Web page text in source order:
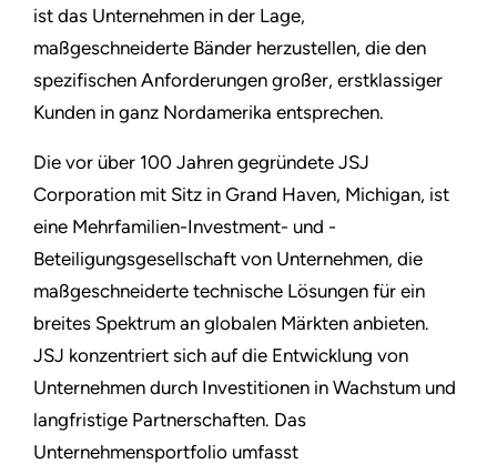
ist das Unternehmen in der Lage,
maßgeschneiderte Bänder herzustellen, die den
spezifischen Anforderungen großer, erstklassiger
Kunden in ganz Nordamerika entsprechen.
Die vor über 100 Jahren gegründete JSJ
Corporation mit Sitz in Grand Haven, Michigan, ist
eine Mehrfamilien-Investment- und -
Beteiligungsgesellschaft von Unternehmen, die
maßgeschneiderte technische Lösungen für ein
breites Spektrum an globalen Märkten anbieten.
JSJ konzentriert sich auf die Entwicklung von
Unternehmen durch Investitionen in Wachstum und
langfristige Partnerschaften. Das
Unternehmensportfolio umfasst